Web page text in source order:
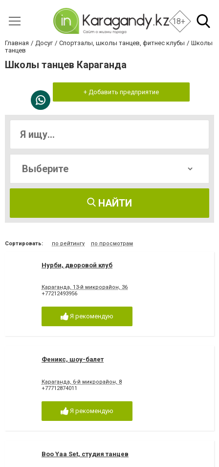
18+
Главная Досуг Спортзалы, школы танцев, фитнес клубы
Школы
танцев
Школы танцев Караганда
+ Добавить предприятие
НАЙТИ
Сортировать: по рейтингу по просмотрам
Нурби, дворовой клуб
Караганда, 13-й микрорайон, 36
+77212493956
Я рекомендую
Феникс, шоу-балет
Караганда, 6-й микрорайон, 8
+77712874011
Я рекомендую
Boo Yaa Set, студия танцев